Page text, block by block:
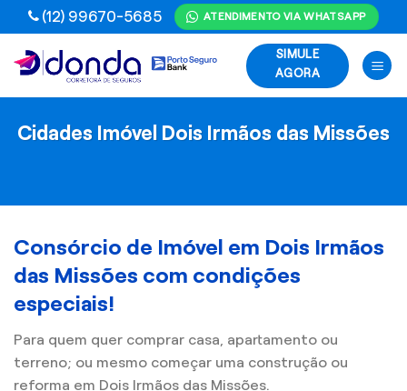
Skip
to
content
(12) 99670-5685 ATENDIMENTO VIA WHATSAPP
SIMULE
AGORA
Cidades Imóvel Dois Irmãos das Missões
Consórcio de Imóvel em Dois Irmãos
das Missões com condições
especiais!
Para quem quer comprar casa, apartamento ou
terreno; ou mesmo começar uma construção ou
reforma em Dois Irmãos das Missões.